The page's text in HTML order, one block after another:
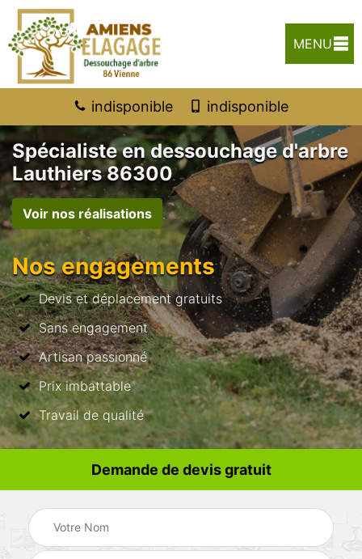
MENU
indisponible indisponible
Spécialiste en dessouchage d'arbre
Lauthiers 86300
Voir nos réalisations
Nos engagements
Devis et déplacement gratuits
Sans engagement
Artisan passionné
Prix imbattable
Travail de qualité
Demande de devis gratuit